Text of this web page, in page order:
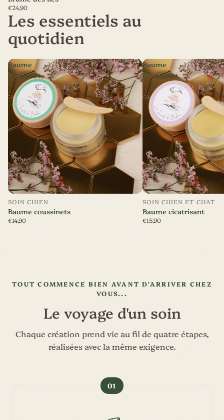
€24,90
Les essentiels au
quotidien
Baume
coussinets
SOIN CHIEN
Baume coussinets
€14,90
Baume
cicatrisant
SOIN CHIEN ET CHAT
Baume cicatrisant
€15,90
TOUT COMMENCE BIEN AVANT D'ARRIVER CHEZ
VOUS...
Le voyage d'un soin
Chaque création prend vie au fil de quatre étapes,
réalisées avec la même exigence.
01